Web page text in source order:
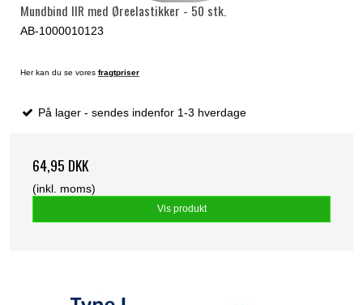
Mundbind IIR med Øreelastikker - 50 stk.
AB-1000010123
Her kan du se vores fragtpriser
På lager - sendes indenfor 1-3 hverdage
64,95 DKK
(inkl. moms)
Vis produkt